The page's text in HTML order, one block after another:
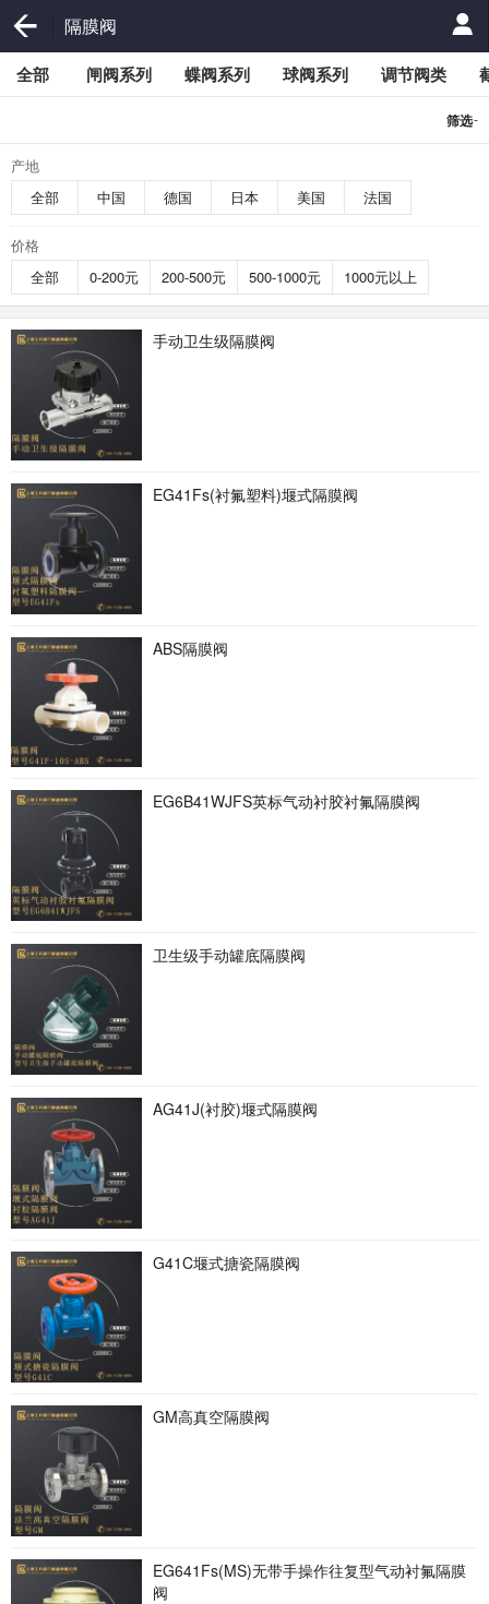
隔膜阀
全部 闸阀系列 蝶阀系列 球阀系列 调节阀类
筛选-
产地
全部
中国 德国 日本 美国 法国
价格
全部
0-200元 200-500元 500-1000元 1000元以上
手动卫生级隔膜阀
EG41Fs(衬氟塑料)堰式隔膜阀
ABS隔膜阀
EG6B41WJFS英标气动衬胶衬氟隔膜阀
卫生级手动罐底隔膜阀
AG41J(衬胶)堰式隔膜阀
G41C堰式搪瓷隔膜阀
GM高真空隔膜阀
EG641Fs(MS)无带手操作往复型气动衬氟隔膜
阀